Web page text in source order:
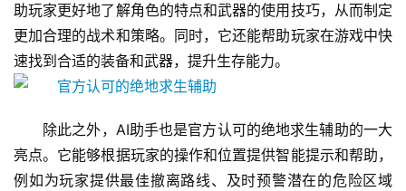
助玩家更好地了解角色的特点和武器的使用技巧，从而制定
更加合理的战术和策略。同时，它还能帮助玩家在游戏中快
速找到合适的装备和武器，提升生存能力。
除此之外，AI助手也是官方认可的绝地求生辅助的一大
亮点。它能够根据玩家的操作和位置提供智能提示和帮助，
例如为玩家提供最佳撤离路线、及时预警潜在的危险区域